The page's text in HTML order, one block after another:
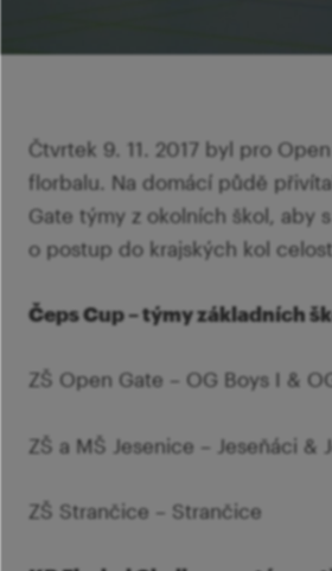
Čtvrtek 9. 11. 2017 byl pro
florbalu. Na domácí půdě
Gate týmy z okolních škol, aby
o postup do krajských kol
Čeps Cup – týmy základních
ZŠ Open Gate – OG Boys I &
ZŠ a MŠ Jesenice – Jeseňáci &
ZŠ Strančice – Strančice